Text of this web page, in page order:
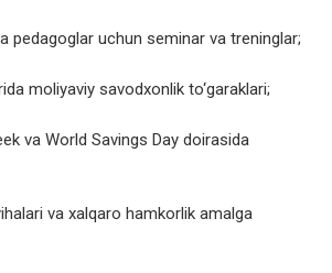
pedagoglar uchun seminar va treninglar;
moliyaviy savodxonlik to‘garaklari;
va World Savings Day doirasida
va xalqaro hamkorlik amalga